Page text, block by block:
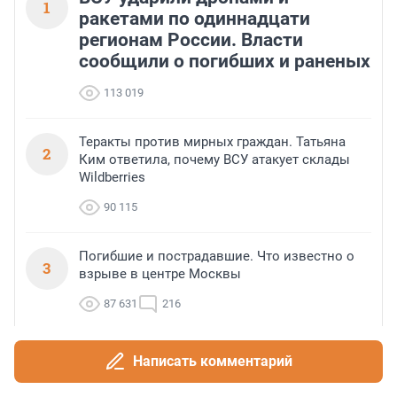
1
ракетами по одиннадцати
регионам России. Власти
сообщили о погибших и раненых
113 019
2
Теракты против мирных граждан. Татьяна
Ким ответила, почему ВСУ атакует склады
Wildberries
90 115
3
Погибшие и пострадавшие. Что известно о
взрыве в центре Москвы
87 631 216
Галька била в людей, пострадавших грузили
в скорые на лежаках. Что происходило в
Геленджике после атаки БПЛА
Написать комментарий